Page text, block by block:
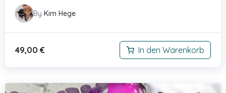
By Kim Hege
49,00 € In den Warenkorb